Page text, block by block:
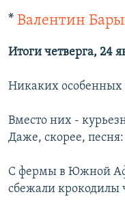
* Валентин
Итоги четверга, 24
Никаких особенных
Вместо них -
Даже, скорее, песня:
С фермы в Южной
сбежали крокодилы